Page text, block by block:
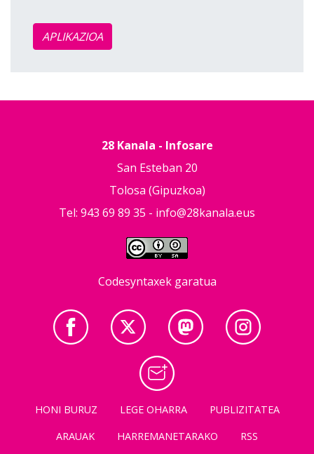
APLIKAZIOA
28 Kanala - Infosare
San Esteban 20
Tolosa (Gipuzkoa)
Tel: 943 69 89 35 - info@28kanala.eus
Codesyntaxek garatua
HONI BURUZ LEGE OHARRA
PUBLIZITATEA
ARAUAK
HARREMANETARAKO RSS